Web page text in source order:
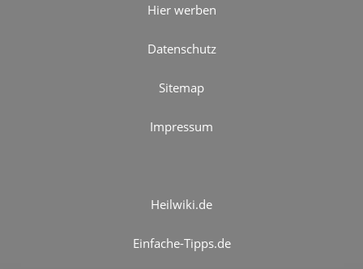
Hier werben
Datenschutz
Sitemap
Impressum
Heilwiki.de
Einfache-Tipps.de